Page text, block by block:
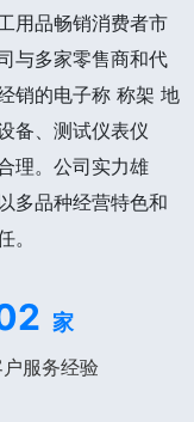
用品畅销消费者市
与多家零售商和代
销的电子称 称架 地
备、测试仪表仪
理。公司实力雄
多品种经营特色和
。
家
服务经验